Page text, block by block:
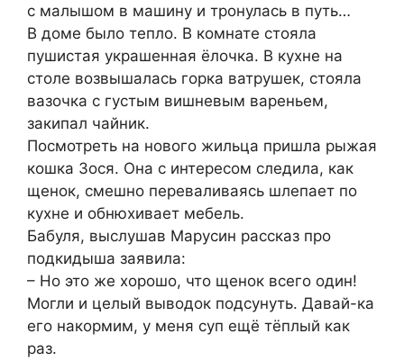
с малышом в машину и тронулась в путь…
В доме было тепло. В комнате стояла
пушистая украшенная ёлочка. В кухне на
столе возвышалась горка ватрушек, стояла
вазочка с густым вишневым вареньем,
закипал чайник.
Посмотреть на нового жильца пришла рыжая
кошка Зося. Она с интересом следила, как
щенок, смешно переваливаясь шлепает по
кухне и обнюхивает мебель.
Бабуля, выслушав Марусин рассказ про
подкидыша заявила:
– Но это же хорошо, что щенок всего один!
Могли и целый выводок подсунуть. Давай-ка
его накормим, у меня суп ещё тёплый как
раз.